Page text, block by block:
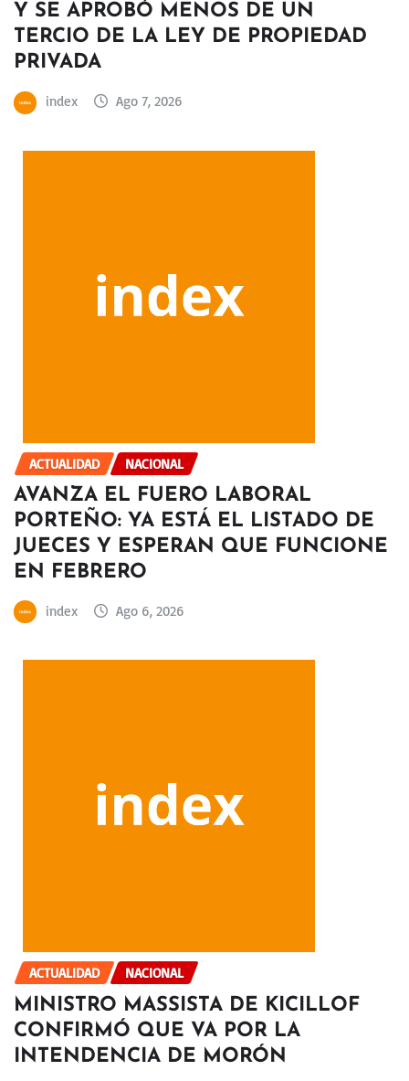
Y SE APROBÓ MENOS DE UN
TERCIO DE LA LEY DE PROPIEDAD
PRIVADA
index Ago 7, 2026
ACTUALIDAD NACIONAL
AVANZA EL FUERO LABORAL
PORTEÑO: YA ESTÁ EL LISTADO DE
JUECES Y ESPERAN QUE FUNCIONE
EN FEBRERO
index Ago 6, 2026
ACTUALIDAD NACIONAL
MINISTRO MASSISTA DE KICILLOF
CONFIRMÓ QUE VA POR LA
INTENDENCIA DE MORÓN